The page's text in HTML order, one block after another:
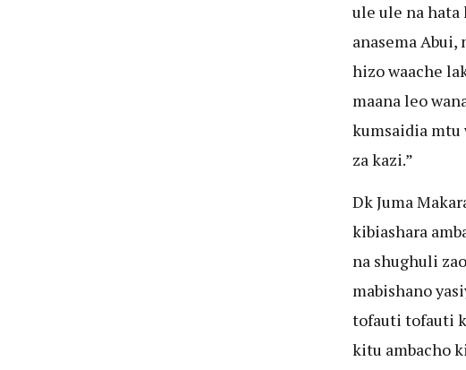
ule ule na hata
anasema Abui,
hizo waache
maana leo
kumsaidia mtu
za kazi.”
Dk Juma
kibiashara
na shughuli
mabishano
tofauti tofauti
kitu ambacho